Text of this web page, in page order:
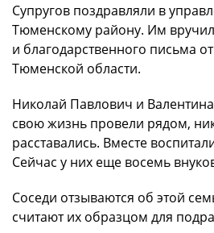
Супругов поздравляли в
Тюменскому району. Им
и благодарственного письма
Тюменской области.
Николай Павлович и
свою жизнь провели рядом,
расставались. Вместе
Сейчас у них еще восемь
Соседи отзываются об этой
считают их образцом для